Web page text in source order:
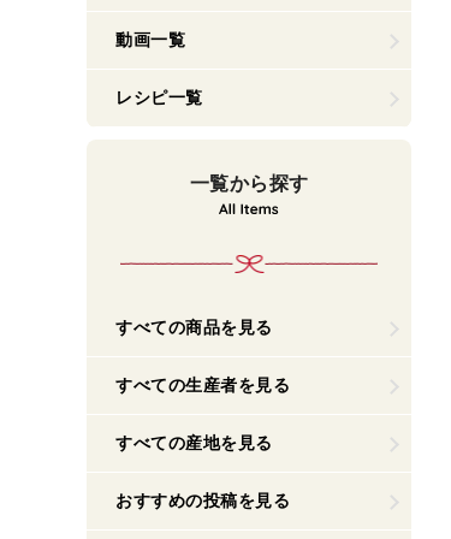
動画一覧
レシピ一覧
一覧から探す
すべての商品を見る
すべての生産者を見る
すべての産地を見る
おすすめの投稿を見る